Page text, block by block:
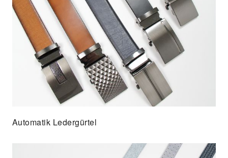
Automatik Ledergürtel